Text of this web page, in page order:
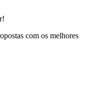
com os melhores